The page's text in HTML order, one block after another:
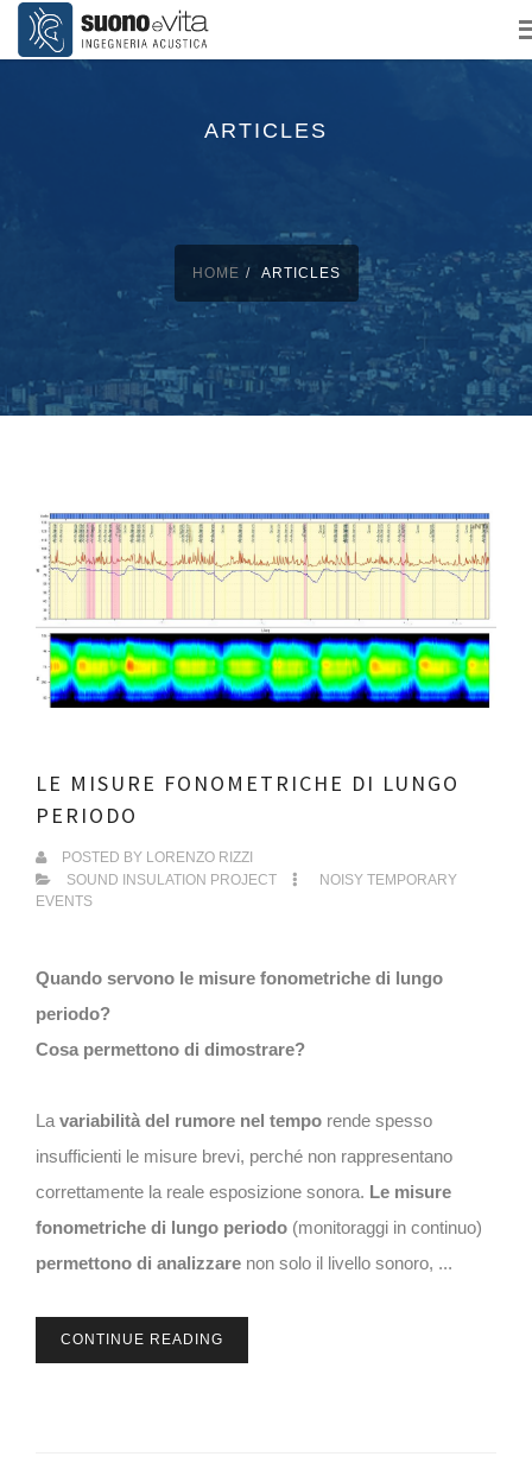
ARTICLES
HOME ARTICLES
LE MISURE FONOMETRICHE DI LUNGO
PERIODO
POSTED BY LORENZO RIZZI
SOUND INSULATION PROJECT
NOISY TEMPORARY
EVENTS
Quando servono le misure fonometriche di lungo
periodo?
Cosa permettono di dimostrare?
La variabilità del rumore nel tempo rende spesso
insufficienti le misure brevi, perché non rappresentano
correttamente la reale esposizione sonora. Le misure
fonometriche di lungo periodo (monitoraggi in continuo)
permettono di analizzare non solo il livello sonoro, ...
CONTINUE READING